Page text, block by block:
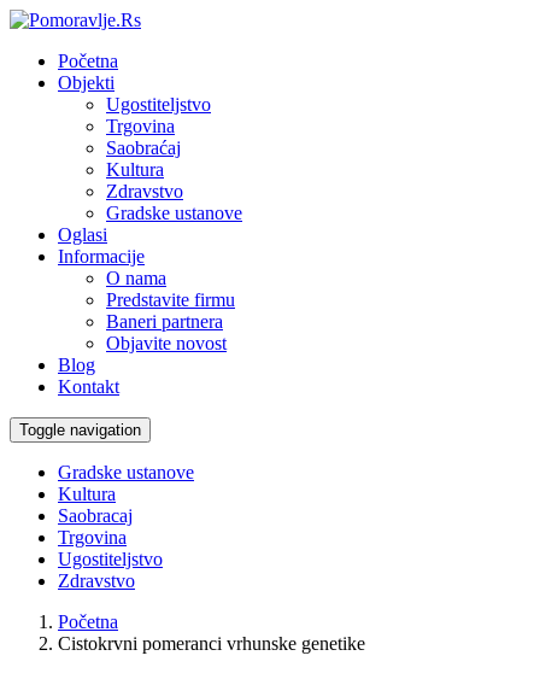
Početna
Objekti
Ugostiteljstvo
Trgovina
Saobraćaj
Kultura
Zdravstvo
Gradske ustanove
Oglasi
Informacije
O nama
Predstavite firmu
Baneri partnera
Objavite novost
Blog
Kontakt
Toggle navigation
Gradske ustanove
Kultura
Saobracaj
Trgovina
Ugostiteljstvo
Zdravstvo
Početna
Cistokrvni pomeranci vrhunske genetike